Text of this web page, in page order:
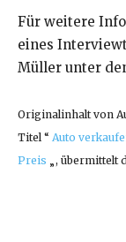
Für weitere
eines
Müller unter
Originalinhalt von
Titel “ Auto
Preis „, übermittelt